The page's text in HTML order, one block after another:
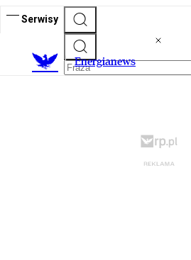
Serwisy
Energianews